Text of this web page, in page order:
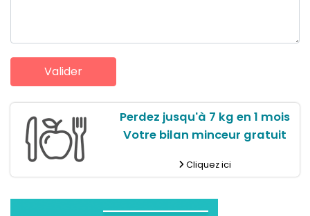
Perdez jusqu'à 7 kg en 1 mois
Votre bilan minceur gratuit
Cliquez ici